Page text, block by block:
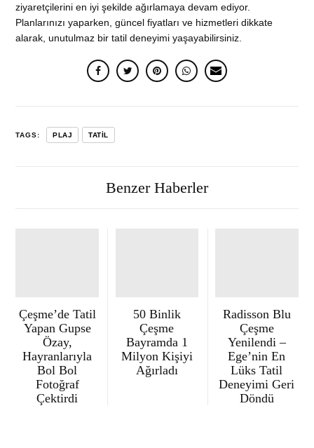
ziyaretçilerini en iyi şekilde ağırlamaya devam ediyor.
Planlarınızı yaparken, güncel fiyatları ve hizmetleri dikkate
alarak, unutulmaz bir tatil deneyimi yaşayabilirsiniz.
TAGS: PLAJ TATIL
Benzer Haberler
Çeşme’de Tatil
Yapan Gupse
Özay,
Hayranlarıyla
Bol Bol
Fotoğraf
Çektirdi
50 Binlik
Çeşme
Bayramda 1
Milyon Kişiyi
Ağırladı
Radisson Blu
Çeşme
Yenilendi –
Ege’nin En
Lüks Tatil
Deneyimi Geri
Döndü